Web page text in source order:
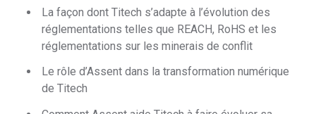
La façon dont Titech s’adapte à l’évolution des
réglementations telles que REACH, RoHS et les
réglementations sur les minerais de conflit
Le rôle d’Assent dans la transformation numérique
de Titech